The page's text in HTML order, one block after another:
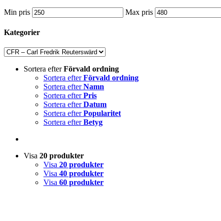
Min pris Max pris
Kategorier
Sortera efterFörvald ordning
Sortera efterFörvald ordning
Sortera efterNamn
Sortera efterPris
Sortera efterDatum
Sortera efterPopularitet
Sortera efterBetyg
Visa 20 produkter
Visa 20 produkter
Visa 40 produkter
Visa 60 produkter